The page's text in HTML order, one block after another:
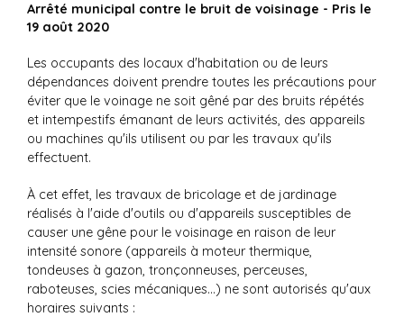
Arrêté municipal contre le bruit de voisinage - Pris le
19 août 2020
Les occupants des locaux d'habitation ou de leurs
dépendances doivent prendre toutes les précautions pour
éviter que le voinage ne soit gêné par des bruits répétés
et intempestifs émanant de leurs activités, des appareils
ou machines qu'ils utilisent ou par les travaux qu'ils
effectuent.
À cet effet, les travaux de bricolage et de jardinage
réalisés à l'aide d'outils ou d'appareils susceptibles de
causer une gêne pour le voisinage en raison de leur
intensité sonore (appareils à moteur thermique,
tondeuses à gazon, tronçonneuses, perceuses,
raboteuses, scies mécaniques...) ne sont autorisés qu'aux
horaires suivants :